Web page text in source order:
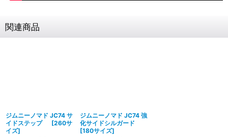
関連商品
ジムニーノマド JC74 サ
イドステップ
[260サ
イズ]
ジムニーノマド JC74 強
化サイドシルガード
[180サイズ]